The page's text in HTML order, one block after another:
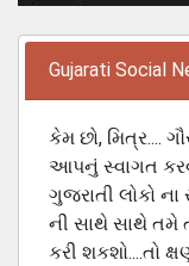
Gujarati Social
કેમ છો, મિત્ર....
આપનું સ્વાગત
ગુજરાતી લોકો
ની સાથે સાથે તમે
કરી શકશો....તો